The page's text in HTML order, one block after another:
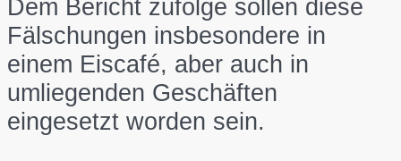
Dem Bericht zufolge sollen diese
Fälschungen insbesondere in
einem Eiscafé, aber auch in
umliegenden Geschäften
eingesetzt worden sein.